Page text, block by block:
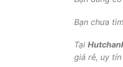
Bạn chưa
Tại
giá rẻ, uy